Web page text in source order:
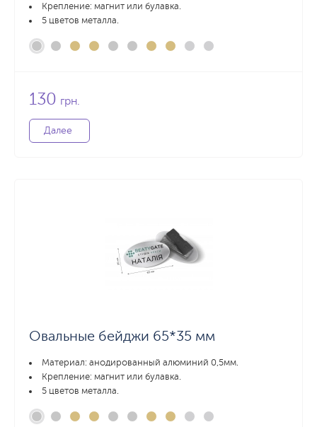
Крепление: магнит или булавка.
5 цветов металла.
130 грн.
Далее
Овальные бейджи 65*35 мм
Материал: анодированный алюминий 0,5мм.
Крепление: магнит или булавка.
5 цветов металла.